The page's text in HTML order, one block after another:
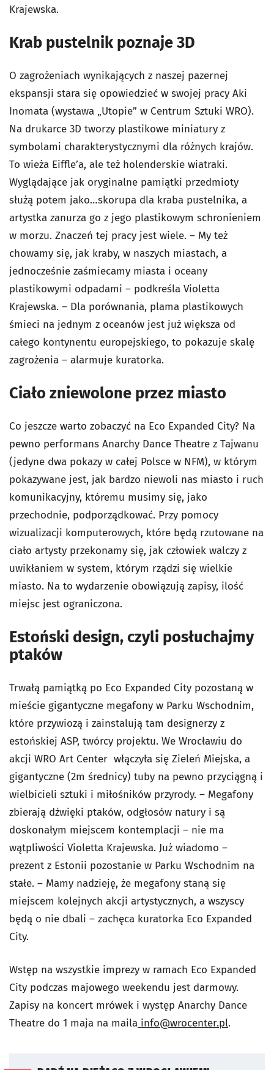
Krajewska.
Krab pustelnik poznaje 3D
O zagrożeniach wynikających z naszej pazernej
ekspansji stara się opowiedzieć w swojej pracy Aki
Inomata (wystawa „Utopie” w Centrum Sztuki WRO).
Na drukarce 3D tworzy plastikowe miniatury z
symbolami charakterystycznymi dla różnych krajów.
To wieża Eiffle’a, ale też holenderskie wiatraki.
Wyglądające jak oryginalne pamiątki przedmioty
służą potem jako…skorupa dla kraba pustelnika, a
artystka zanurza go z jego plastikowym schronieniem
w morzu. Znaczeń tej pracy jest wiele. – My też
chowamy się, jak kraby, w naszych miastach, a
jednocześnie zaśmiecamy miasta i oceany
plastikowymi odpadami – podkreśla Violetta
Krajewska. – Dla porównania, plama plastikowych
śmieci na jednym z oceanów jest już większa od
całego kontynentu europejskiego, to pokazuje skalę
zagrożenia – alarmuje kuratorka.
Ciało zniewolone przez miasto
Co jeszcze warto zobaczyć na Eco Expanded City? Na
pewno performans Anarchy Dance Theatre z Tajwanu
(jedyne dwa pokazy w całej Polsce w NFM), w którym
pokazywane jest, jak bardzo niewoli nas miasto i ruch
komunikacyjny, któremu musimy się, jako
przechodnie, podporządkować. Przy pomocy
wizualizacji komputerowych, które będą rzutowane na
ciało artysty przekonamy się, jak człowiek walczy z
uwikłaniem w system, którym rządzi się wielkie
miasto. Na to wydarzenie obowiązują zapisy, ilość
miejsc jest ograniczona.
Estoński design, czyli posłuchajmy
ptaków
Trwałą pamiątką po Eco Expanded City pozostaną w
mieście gigantyczne megafony w Parku Wschodnim,
które przywiozą i zainstalują tam designerzy z
estońskiej ASP, twórcy projektu. We Wrocławiu do
akcji WRO Art Center włączyła się Zieleń Miejska, a
gigantyczne (2m średnicy) tuby na pewno przyciągną i
wielbicieli sztuki i miłośników przyrody. – Megafony
zbierają dźwięki ptaków, odgłosów natury i są
doskonałym miejscem kontemplacji – nie ma
wątpliwości Violetta Krajewska. Już wiadomo –
prezent z Estonii pozostanie w Parku Wschodnim na
stałe. – Mamy nadzieję, że megafony staną się
miejscem kolejnych akcji artystycznych, a wszyscy
będą o nie dbali – zachęca kuratorka Eco Expanded
City.
Wstęp na wszystkie imprezy w ramach Eco Expanded
City podczas majowego weekendu jest darmowy.
Zapisy na koncert mrówek i występ Anarchy Dance
Theatre do 1 maja na maila info@wrocenter.pl.